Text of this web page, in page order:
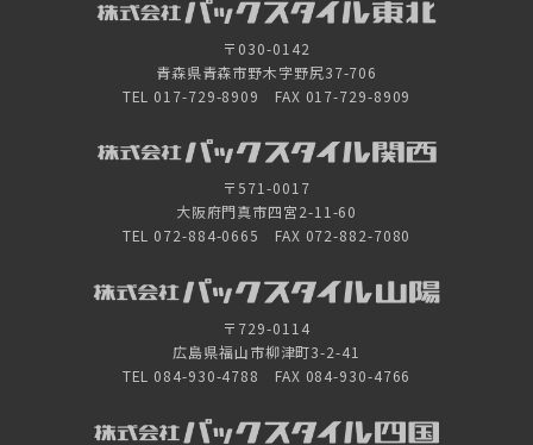
〒030-0142
青森県青森市野木字野尻37-706
TEL 017-729-8909 FAX 017-729-8909
〒571-0017
大阪府門真市四宮2-11-60
TEL 072-884-0665 FAX 072-882-7080
〒729-0114
広島県福山市柳津町3-2-41
TEL 084-930-4788 FAX 084-930-4766